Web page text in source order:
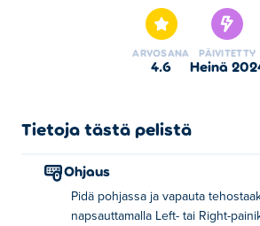
korkeita pisteitä! Aloita valitsemastasi
Zeepkist maksimivoimalla ja ohjaa
ja oikealle oikeaan aikaan ennen sen
ansaitset. Käytä tulojasi erilaisiin
karttojen avaamiseen pelissä. Voitko
Zeepkistisi?
ARVOSANA
4.6
PÄIVITETTY
heinä
Tietoja tästä pelistä
Ohjaus
Pidä pohjassa ja vapauta
napsauttamalla Left- tai Right-